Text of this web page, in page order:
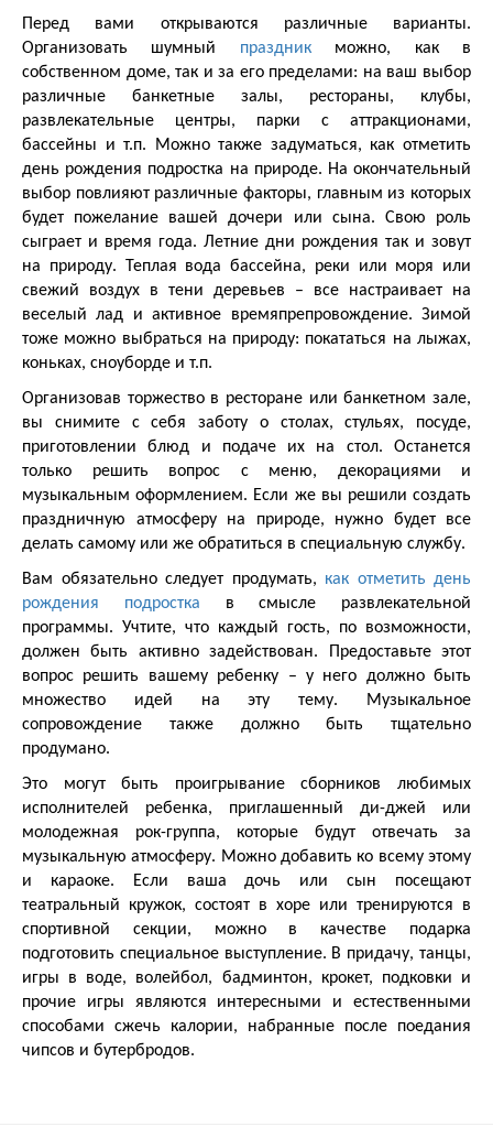
Перед вами открываются различные варианты.
Организовать шумный праздникможно, как в
собственном доме, так и за его пределами: на ваш выбор
различные банкетные залы, рестораны, клубы,
развлекательные центры, парки с аттракционами,
бассейны и т.п. Можно также задуматься, как отметить
день рождения подростка на природе. На окончательный
выбор повлияют различные факторы, главным из которых
будет пожелание вашей дочери или сына. Свою роль
сыграет и время года. Летние дни рождения так и зовут
на природу. Теплая вода бассейна, реки или моря или
свежий воздух в тени деревьев – все настраивает на
веселый лад и активное времяпрепровождение. Зимой
тоже можно выбраться на природу: покататься на лыжах,
коньках, сноуборде и т.п.
Организовав торжество в ресторане или банкетном зале,
вы снимите с себя заботу о столах, стульях, посуде,
приготовлении блюд и подаче их на стол. Останется
только решить вопрос с меню, декорациями и
музыкальным оформлением. Если же вы решили создать
праздничную атмосферу на природе, нужно будет все
делать самому или же обратиться в специальную службу.
Вам обязательно следует продумать, как отметить день
рождения подростка в смысле развлекательной
программы. Учтите, что каждый гость, по возможности,
должен быть активно задействован. Предоставьте этот
вопрос решить вашему ребенку – у него должно быть
множество идей на эту тему. Музыкальное
сопровождение также должно быть тщательно
продумано.
Это могут быть проигрывание сборников любимых
исполнителей ребенка, приглашенный ди-джей или
молодежная рок-группа, которые будут отвечать за
музыкальную атмосферу. Можно добавить ко всему этому
и караоке. Если ваша дочь или сын посещают
театральный кружок, состоят в хоре или тренируются в
спортивной секции, можно в качестве подарка
подготовить специальное выступление. В придачу, танцы,
игры в воде, волейбол, бадминтон, крокет, подковки и
прочие игры являются интересными и естественными
способами сжечь калории, набранные после поедания
чипсов и бутербродов.